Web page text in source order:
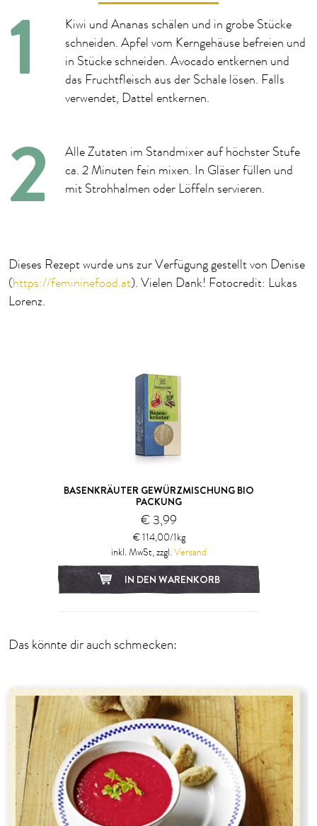
Kiwi und Ananas schälen und in grobe Stücke
schneiden. Apfel vom Kerngehäuse befreien und
in Stücke schneiden. Avocado entkernen und
das Fruchtfleisch aus der Schale lösen. Falls
verwendet, Dattel entkernen.
Alle Zutaten im Standmixer auf höchster Stufe
ca. 2 Minuten fein mixen. In Gläser füllen und
mit Strohhalmen oder Löffeln servieren.
Dieses Rezept wurde uns zur Verfügung gestellt von Denise
(https://femininefood.at). Vielen Dank! Fotocredit: Lukas
Lorenz.
BASENKRÄUTER GEWÜRZMISCHUNG BIO
PACKUNG
€ 3,99
€ 114,00/1kg
inkl. MwSt, zzgl. Versand
IN DEN WARENKORB
Das könnte dir auch schmecken: